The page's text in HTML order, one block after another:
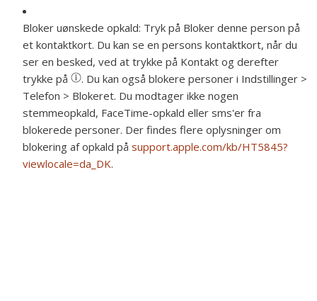
Bloker uønskede opkald: Tryk på Bloker denne person på
et kontaktkort. Du kan se en persons kontaktkort, når du
ser en besked, ved at trykke på Kontakt og derefter
trykke på
. Du kan også blokere personer i Indstillinger >
Telefon > Blokeret. Du modtager ikke nogen
stemmeopkald, FaceTime-opkald eller sms'er fra
blokerede personer. Der findes flere oplysninger om
blokering af opkald på support.apple.com/kb/HT5845?
viewlocale=da_DK.